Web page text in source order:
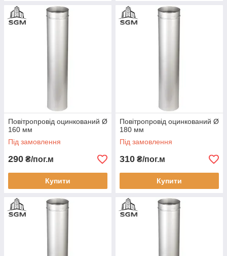
Повітропровід оцинкований Ø
160 мм
Під замовлення
290 ₴/пог.м
Купити
Повітропровід оцинкований Ø
180 мм
Під замовлення
310 ₴/пог.м
Купити